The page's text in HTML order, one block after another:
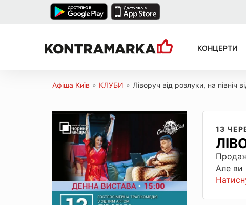
КОНЦЕРТИ
Афіша Київ » КЛУБИ » Ліворуч від розлуки, на північ
13
Але ви